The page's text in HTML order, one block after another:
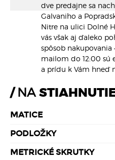
dve predajne sa
Galvaniho a
Nitre na ulici Dolné
vás však aj ďaleko
spôsob nakupovania
mailom do 12:00 sú
a prídu k Vám hneď
NA
MATICE
PODLOŽKY
METRICKÉ SKRUTKY